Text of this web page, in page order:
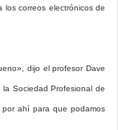
los correos electrónicos de
dijo el profesor Dave
Sociedad Profesional de
por ahí para que podamos